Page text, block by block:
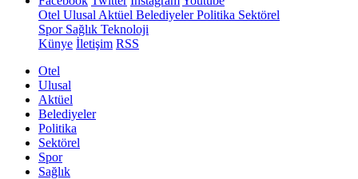
Otel Ulusal Aktüel BelediyelerPolitika Sektörel
SporSağlık Teknoloji
Künye İletişim RSS
Otel
Ulusal
Aktüel
Belediyeler
Politika
Sektörel
Spor
Sağlık